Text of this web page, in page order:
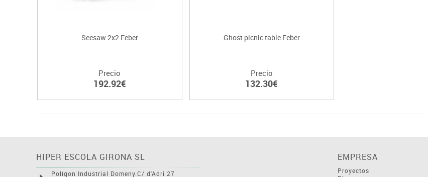
Seesaw 2x2 Feber
Precio
192.92€
Ghost picnic table Feber
Precio
132.30€
HIPER ESCOLA GIRONA SL
Polígon Industrial Domeny.C/ d'Adri 27
EMPRESA
Proyectos